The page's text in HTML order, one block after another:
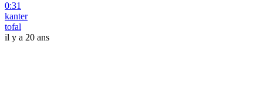
0:31
kanter
tofal
il y a 20 ans